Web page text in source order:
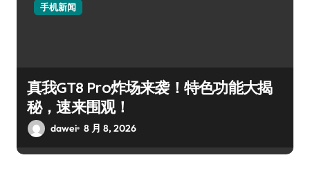
手机新闻
真我GT8 Pro炸场来袭！特色功能大揭
秘，速来围观！
dawei 8 月 8, 2026